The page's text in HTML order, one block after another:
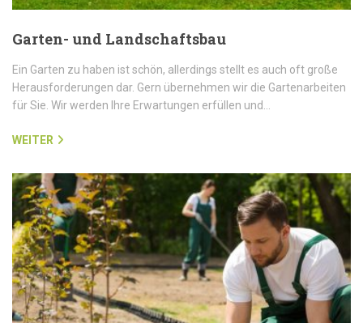
Garten- und Landschaftsbau
Ein Garten zu haben ist schön, allerdings stellt es auch oft große
Herausforderungen dar. Gern übernehmen wir die Gartenarbeiten
für Sie. Wir werden Ihre Erwartungen erfüllen und…
WEITER